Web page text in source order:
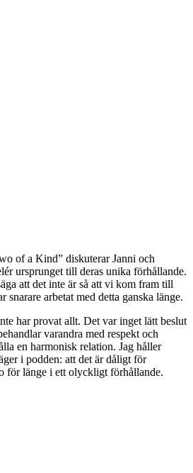
of a Kind” diskuterar Janni och
ursprunget till deras unika förhållande.
att det inte är så att vi kom fram till
snarare arbetat med detta ganska länge.
har provat allt. Det var inget lätt beslut
varandra med respekt och
en harmonisk relation. Jag håller
i podden: att det är dåligt för
för länge i ett olyckligt förhållande.